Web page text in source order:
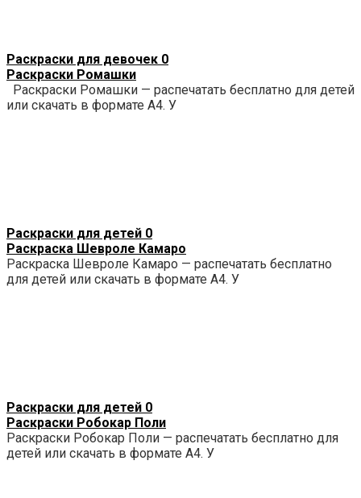
Раскраски для девочек 0
Раскраски Ромашки
Раскраски Ромашки — распечатать бесплатно для детей
или скачать в формате А4. У
Раскраски для детей 0
Раскраска Шевроле Камаро
Раскраска Шевроле Камаро — распечатать бесплатно
для детей или скачать в формате А4. У
Раскраски для детей 0
Раскраски Робокар Поли
Раскраски Робокар Поли — распечатать бесплатно для
детей или скачать в формате А4. У